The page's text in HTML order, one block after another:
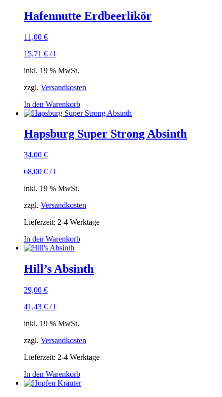
Hafennutte Erdbeerlikör
11,00 €
15,71 € /l
inkl. 19 % MwSt.
zzgl. Versandkosten
In den Warenkorb
Hapsburg Super Strong Absinth
34,00 €
68,00 € /l
inkl. 19 % MwSt.
zzgl. Versandkosten
Lieferzeit: 2-4 Werktage
In den Warenkorb
Hill’s Absinth
29,00 €
41,43 € /l
inkl. 19 % MwSt.
zzgl. Versandkosten
Lieferzeit: 2-4 Werktage
In den Warenkorb